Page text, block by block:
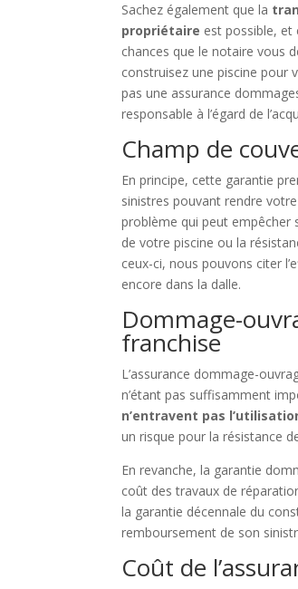
Sachez également que la
propriétaire est possible, et
chances que le notaire vous
construisez une piscine pour
pas une assurance
responsable à l’égard de
Champ de
En principe, cette garantie
sinistres pouvant rendre
problème qui peut empêcher
de votre piscine ou la
ceux-ci, nous pouvons citer
encore dans la dalle.
Dommage-
franchise
L’assurance dommage-
n’étant pas suffisamment
n’entravent pas
un risque pour la résistance
En revanche, la garantie
coût des travaux de
la garantie décennale du
remboursement de son
Coût de